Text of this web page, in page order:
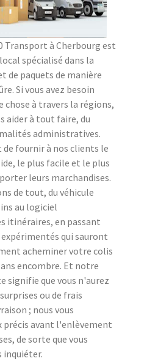
Transport à Cherbourg est
spécialisé dans la
de paquets de manière
Si vous avez besoin
chose à travers la régions,
aider à tout faire, du
administratives.
fournir à nos clients le
le plus facile et le plus
leurs marchandises.
de tout, du véhicule
au logiciel
itinéraires, en passant
qui sauront
acheminer votre colis
encombre. Et notre
signifie que vous n'aurez
ou de frais
; nous vous
précis avant l'enlèvement
de sorte que vous
inquiéter.